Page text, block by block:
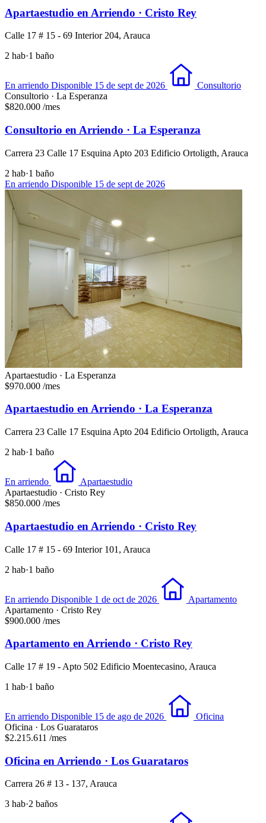
Apartaestudio en Arriendo · Cristo Rey
Calle 17 # 15 - 69 Interior 204, Arauca
2 hab·1 baño
En arriendo Disponible 15 de sept de 2026
Consultorio
Consultorio · La Esperanza
$820.000 /mes
Consultorio en Arriendo · La Esperanza
Carrera 23 Calle 17 Esquina Apto 203 Edificio Ortoligth, Arauca
2 hab·1 baño
En arriendo Disponible 15 de sept de 2026
Apartaestudio · La Esperanza
$970.000 /mes
Apartaestudio en Arriendo · La Esperanza
Carrera 23 Calle 17 Esquina Apto 204 Edificio Ortoligth, Arauca
2 hab·1 baño
En arriendo
Apartaestudio
Apartaestudio · Cristo Rey
$850.000 /mes
Apartaestudio en Arriendo · Cristo Rey
Calle 17 # 15 - 69 Interior 101, Arauca
2 hab·1 baño
En arriendo Disponible 1 de oct de 2026
Apartamento
Apartamento · Cristo Rey
$900.000 /mes
Apartamento en Arriendo · Cristo Rey
Calle 17 # 19 - Apto 502 Edificio Moentecasino, Arauca
1 hab·1 baño
En arriendo Disponible 15 de ago de 2026
Oficina
Oficina · Los Guarataros
$2.215.611 /mes
Oficina en Arriendo · Los Guarataros
Carrera 26 # 13 - 137, Arauca
3 hab·2 baños